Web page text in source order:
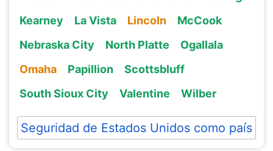
Kearney
La Vista Lincoln
McCook
Nebraska City
North Platte
Ogallala
Omaha
Papillion
Scottsbluff
South Sioux City
Valentine Wilber
Seguridad de Estados Unidos como país